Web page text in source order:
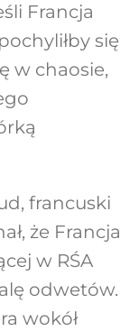
Francja
się
w chaosie,
francuski
że Francja
w RŚA
odwetów.
wokół